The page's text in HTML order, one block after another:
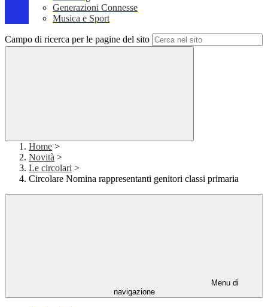
Generazioni Connesse
Musica e Sport
Campo di ricerca per le pagine del sito
Home >
Novità >
Le circolari >
Circolare Nomina rappresentanti genitori classi primaria
Menu di
navigazione